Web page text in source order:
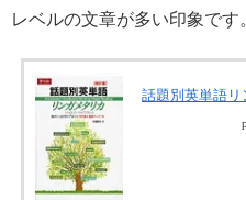
レベルの文章が多い印象です
話題別英単語